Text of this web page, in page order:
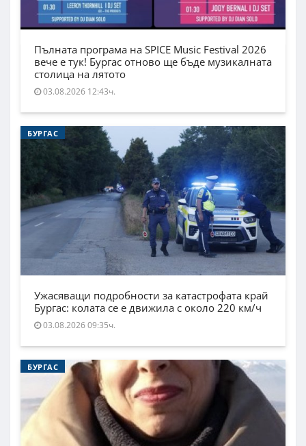
Пълната програма на SPICE Music Festival 2026
вече е тук! Бургас отново ще бъде музикалната
столица на лятото
03.08.2026 12:43ч.
БУРГАС
Ужасяващи подробности за катастрофата край
Бургас: колата се е движила с около 220 км/ч
03.08.2026 09:35ч.
БУРГАС